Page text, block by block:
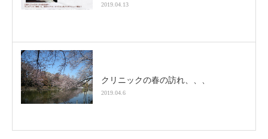
2019.04.13
クリニックの春の訪れ、、、
2019.04.6